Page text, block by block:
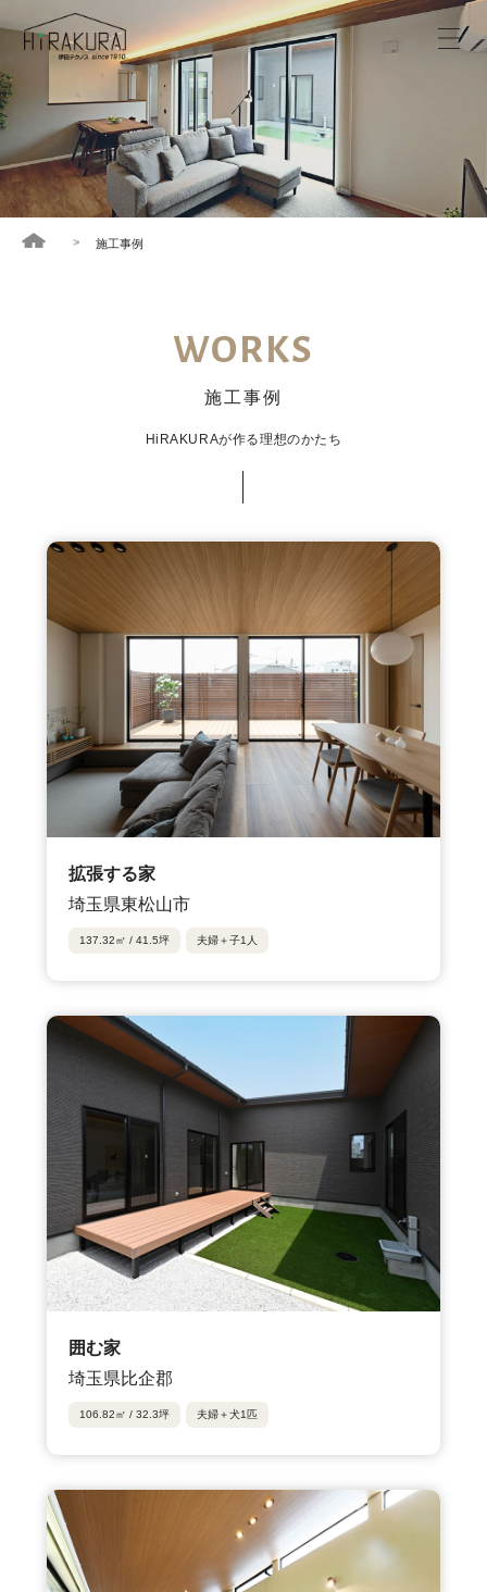
施工事例
WORKS
施工事例
HiRAKURAが作る理想のかたち
拡張する家
埼玉県東松山市
137.32㎡ / 41.5坪 夫婦＋子1人
囲む家
埼玉県比企郡
106.82㎡ / 32.3坪 夫婦＋犬1匹